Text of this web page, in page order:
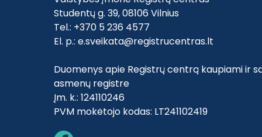
Studentų g. 39, 08106 Vilnius
Tel.: +370 5 236 4577
El. p.: e.sveikata@registrucentras.lt
Duomenys apie Registrų centrą kaupiami ir
asmenų registre
Įm. k.: 124110246
PVM mokėtojo kodas: LT241102419